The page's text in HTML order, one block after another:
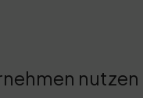
nutzen